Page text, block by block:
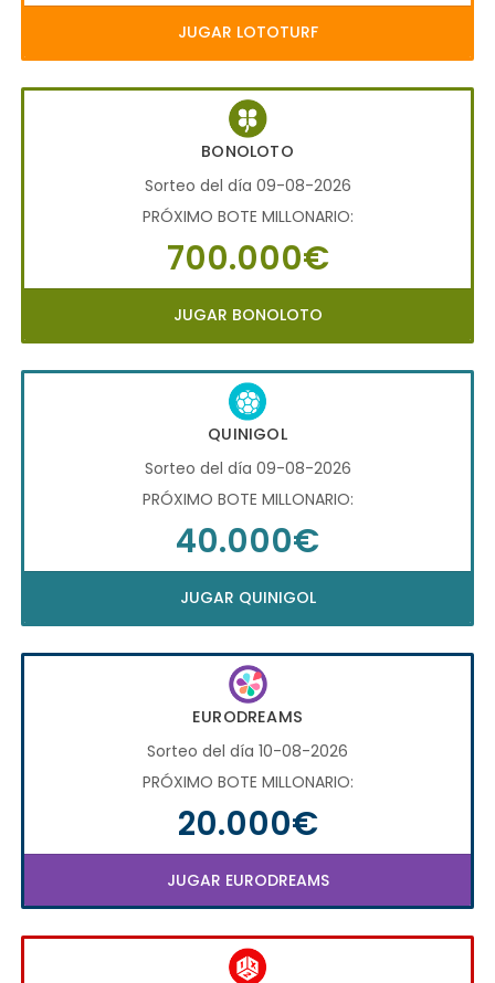
JUGAR LOTOTURF
BONOLOTO
Sorteo del día 09-08-2026
PRÓXIMO BOTE MILLONARIO:
700.000€
JUGAR BONOLOTO
QUINIGOL
Sorteo del día 09-08-2026
PRÓXIMO BOTE MILLONARIO:
40.000€
JUGAR QUINIGOL
EURODREAMS
Sorteo del día 10-08-2026
PRÓXIMO BOTE MILLONARIO:
20.000€
JUGAR EURODREAMS